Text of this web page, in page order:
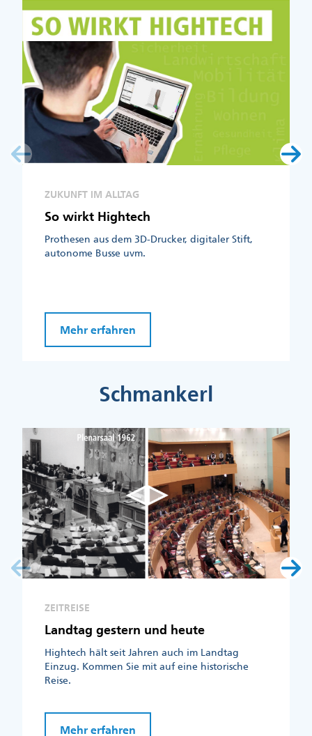
ZUKUNFT IM ALLTAG
So wirkt Hightech
Prothesen aus dem 3D-Drucker, digitaler Stift,
autonome Busse uvm.
Mehr erfahren
Schmankerl
ZEITREISE
Landtag gestern und heute
Hightech hält seit Jahren auch im Landtag
Einzug. Kommen Sie mit auf eine historische
Reise.
Mehr erfahren